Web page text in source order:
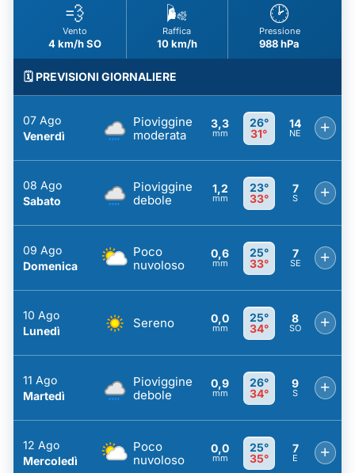
💨
Vento
4 km/h SO
🌬️
Raffica
10 km/h
🕑
Pressione
988 hPa
🗓️ PREVISIONI GIORNALIERE
07 Ago
Venerdì
Pioviggine
moderata
3,3
mm
26°
31°
14
NE +
08 Ago
Sabato
Pioviggine
debole
1,2
mm
23°
33°
7
S +
09 Ago
Domenica
Poco
nuvoloso
0,6
mm
25°
33°
7
SE +
10 Ago
Lunedì
Sereno 0,0
mm
25°
34°
8
SO +
11 Ago
Martedì
Pioviggine
debole
0,9
mm
26°
34°
9
S +
12 Ago
Mercoledì
Poco
nuvoloso
0,0
mm
25°
35°
7
E +